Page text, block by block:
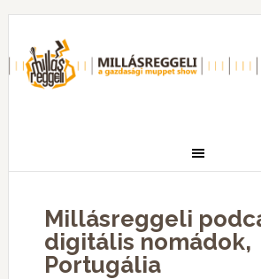
Millásreggeli
digitális nomádok,
Portugália